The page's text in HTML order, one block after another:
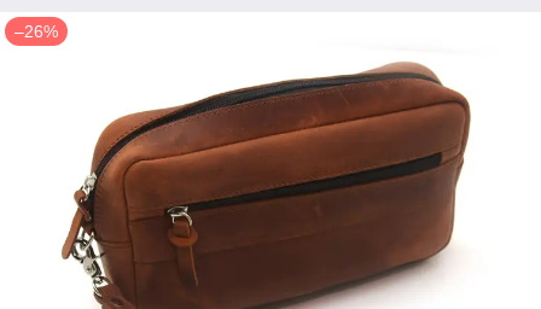
–26%